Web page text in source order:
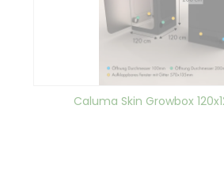
Caluma Skin Growbox